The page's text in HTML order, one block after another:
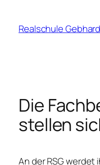
springen
Realschule
Die
stellen
An der RSG werdet